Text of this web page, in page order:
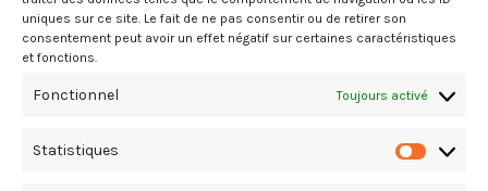
uniques sur ce site. Le fait de ne pas consentir ou de retirer son
consentement peut avoir un effet négatif sur certaines caractéristiques
et fonctions.
Fonctionnel Toujours activé
Statistiques
Besoin d’un professionnel ?
Mentions légales
Politique de cookies (UE)